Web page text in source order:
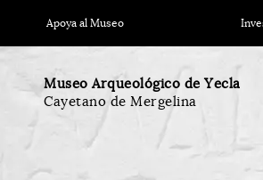
Apoya al Museo
Museo Arqueológico de Yecla
Cayetano de Mergelina